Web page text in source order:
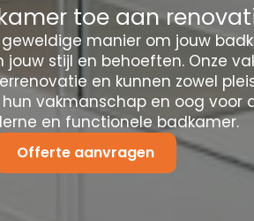
toe aan
manier om jouw
stijl en behoeften. Onze
en kunnen zowel
vakmanschap en oog voor
en functionele badkamer.
Offerte aanvragen